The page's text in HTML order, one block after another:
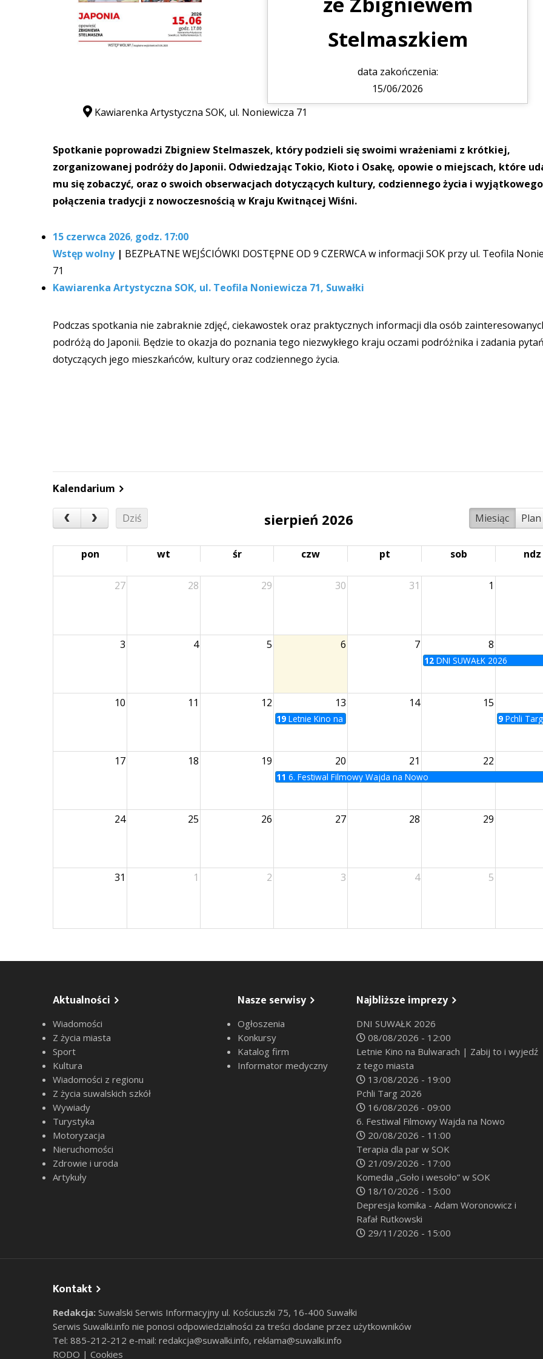
Stelmaszkiem
data zakończenia:
15/06/2026
Kawiarenka Artystyczna SOK, ul. Noniewicza 71
Spotkanie poprowadzi Zbigniew Stelmaszek, który podzieli się swoimi wrażeniami z krótkiej,
zorganizowanej podróży do Japonii. Odwiedzając Tokio, Kioto i Osakę, opowie o miejscach, które
mu się zobaczyć, oraz o swoich obserwacjach dotyczących kultury, codziennego życia i wyjątkowego
połączenia tradycji z nowoczesnością w Kraju Kwitnącej Wiśni.
15 czerwca 2026, godz. 17:00
Wstęp wolny | BEZPŁATNE WEJŚCIÓWKI DOSTĘPNE OD 9 CZERWCA w informacji SOK przy ul. Teofila
71
Kawiarenka Artystyczna SOK, ul. Teofila Noniewicza 71, Suwałki
Podczas spotkania nie zabraknie zdjęć, ciekawostek oraz praktycznych informacji dla osób
podróżą do Japonii. Będzie to okazja do poznania tego niezwykłego kraju oczami podróżnika i zadania
dotyczących jego mieszkańców, kultury oraz codziennego życia.
Kalendarium
Dziś Miesiąc
sierpień 2026
pon wt śr czw pt sob ndz
27 28 29 30 31 1
3 4 5 6 7 8
12 DNI SUWAŁK 2026
10 11 12 13 14 15
19 Letnie Kino na Bulwarach | Zabij to i wyjedź z tego miasta
9 Pchli
17 18 19 20 21 22
11 6. Festiwal Filmowy Wajda na Nowo
24 25 26 27 28 29
31 1 2 3 4 5
Aktualności
Wiadomości
Z życia miasta
Sport
Kultura
Wiadomości z regionu
Z życia suwalskich szkół
Wywiady
Turystyka
Motoryzacja
Nieruchomości
Zdrowie i uroda
Artykuły
Nasze serwisy
Ogłoszenia
Konkursy
Katalog firm
Informator medyczny
Najbliższe imprezy
DNI SUWAŁK 2026
08/08/2026 - 12:00
Letnie Kino na Bulwarach | Zabij to i wyjedź
z tego miasta
13/08/2026 - 19:00
Pchli Targ 2026
16/08/2026 - 09:00
6. Festiwal Filmowy Wajda na Nowo
20/08/2026 - 11:00
Terapia dla par w SOK
21/09/2026 - 17:00
Komedia „Goło i wesoło” w SOK
18/10/2026 - 15:00
Depresja komika - Adam Woronowicz i
Rafał Rutkowski
29/11/2026 - 15:00
Kontakt
Redakcja: Suwalski Serwis Informacyjny ul. Kościuszki 75, 16-400 Suwałki
Serwis Suwalki.info nie ponosi odpowiedzialności za treści dodane przez użytkowników
Tel: 885-212-212 e-mail: redakcja@suwalki.info, reklama@suwalki.info
RODO | Cookies